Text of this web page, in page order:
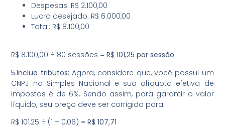
Despesas: R$ 2.100,00
Lucro desejado: R$ 6.000,00
Total: R$ 8.100,00
R$ 8.100,00 ÷ 80 sessões =R$ 101,25 por sessão
5.Inclua tributos:Agora, considere que, você possui um
CNPJ no Simples Nacional e sua alíquota efetiva de
impostos é de 6%. Sendo assim, para garantir o valor
líquido, seu preço deve ser corrigido para:
R$ 101,25 ÷ (1 – 0,06) =R$ 107,71